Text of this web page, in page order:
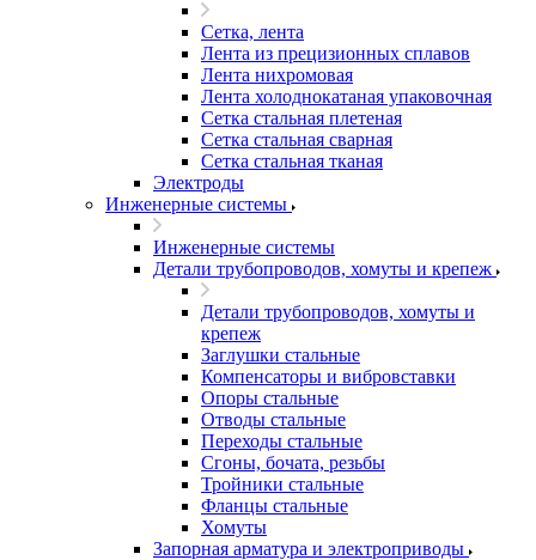
Сетка, лента
Лента из прецизионных сплавов
Лента нихромовая
Лента холоднокатаная упаковочная
Сетка стальная плетеная
Сетка стальная сварная
Сетка стальная тканая
Электроды
Инженерные системы
Инженерные системы
Детали трубопроводов, хомуты и крепеж
Детали трубопроводов, хомуты и
крепеж
Заглушки стальные
Компенсаторы и вибровставки
Опоры стальные
Отводы стальные
Переходы стальные
Сгоны, бочата, резьбы
Тройники стальные
Фланцы стальные
Хомуты
Запорная арматура и электроприводы